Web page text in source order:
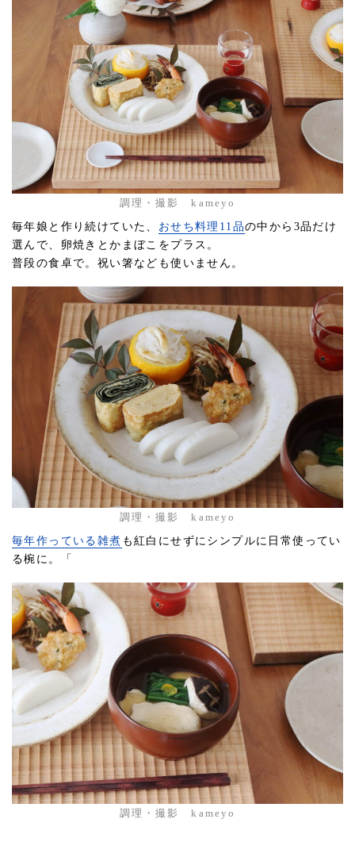
調理・撮影 kameyo
毎年娘と作り続けていた、 おせち料理11品の中から3品だけ
選んで、卵焼きとかまぼこをプラス。
普段の食卓で。祝い箸なども使いません。
調理・撮影 kameyo
毎年作っている雑煮 も紅白にせずにシンプルに日常使ってい
る椀に。「
調理・撮影 kameyo